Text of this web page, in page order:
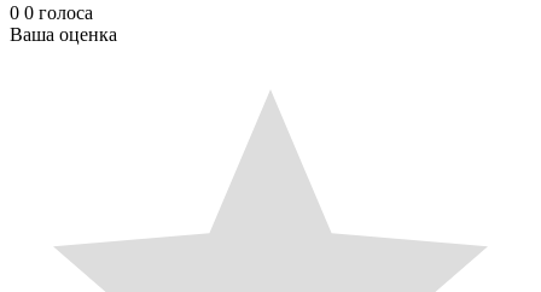
0 0 голоса
Ваша оценка